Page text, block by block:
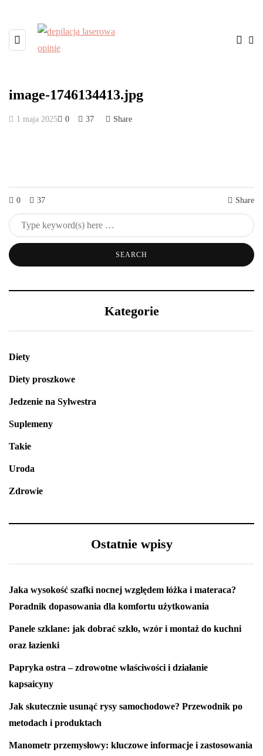
image-1746134413.jpg
1 maja 2025 0 37 Share
0 37 Share
Kategorie
Diety
Diety proszkowe
Jedzenie na Sylwestra
Suplemeny
Takie
Uroda
Zdrowie
Ostatnie wpisy
Jaka wysokość szafki nocnej względem łóżka i materaca?
Poradnik dopasowania dla komfortu użytkowania
Panele szklane: jak dobrać szkło, wzór i montaż do kuchni
oraz łazienki
Papryka ostra – zdrowotne właściwości i działanie
kapsaicyny
Jak skutecznie usunąć rysy samochodowe? Przewodnik po
metodach i produktach
Manometr przemysłowy: kluczowe informacje i zastosowania